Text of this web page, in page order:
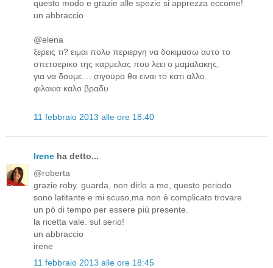
questo modo e grazie alle spezie si apprezza eccome!
un abbraccio
@elena
ξερεις τι? ειμαι πολυ περιεργη να δοκιμασω αυτο το
σπετσερικο της καρμελας που λεει ο μαμαλακης.
για να δουμε.... σιγουρα θα ειναι το κατι αλλο.
φιλακια καλο βραδυ
11 febbraio 2013 alle ore 18:40
Irene ha detto...
@roberta
grazie roby. guarda, non dirlo a me, questo periodo
sono latitante e mi scuso,ma non è complicato trovare
un pò di tempo per essere più presente.
la ricetta vale. sul serio!
un abbraccio
irene
11 febbraio 2013 alle ore 18:45